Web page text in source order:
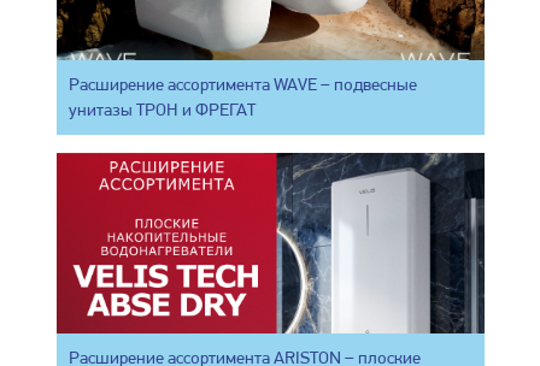
Расширение ассортимента WAVE – подвесные
унитазы ТРОН и ФРЕГАТ
Расширение ассортимента ARISTON – плоские